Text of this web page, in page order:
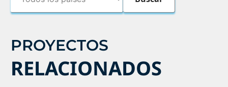
PROYECTOS
RELACIONADOS